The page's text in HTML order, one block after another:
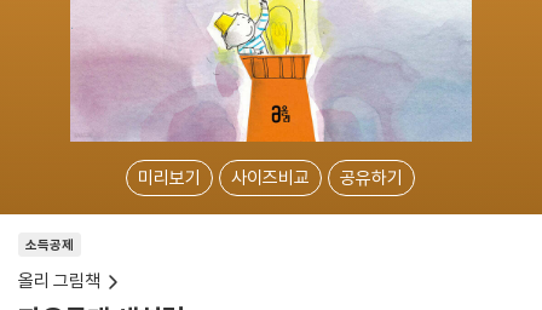
미리보기 사이즈비교 공유하기
소득공제
올리 그림책